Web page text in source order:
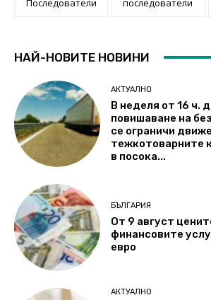
Последователи последователи
НАЙ-НОВИТЕ НОВИНИ
АКТУАЛНО
В неделя от 16 ч.
повишаване на
се ограничи
тежкотоварните
в посока...
БЪЛГАРИЯ
От 9 август
финансовите
евро
АКТУАЛНО